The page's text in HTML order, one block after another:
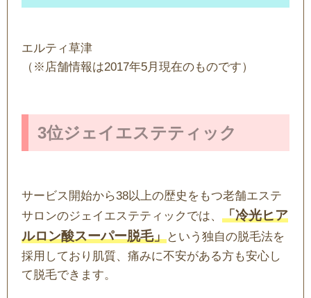
エルティ草津
（※店舗情報は2017年5月現在のものです）
3位ジェイエステティック
サービス開始から38以上の歴史をもつ老舗エステ
サロンのジェイエステティックでは、 「冷光ヒア
ルロン酸スーパー脱毛」という独自の脱毛法を
採用しており肌質、痛みに不安がある方も安心し
て脱毛できます。